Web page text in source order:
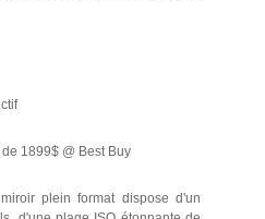
1899$ @ Best Buy
plein format dispose d'un